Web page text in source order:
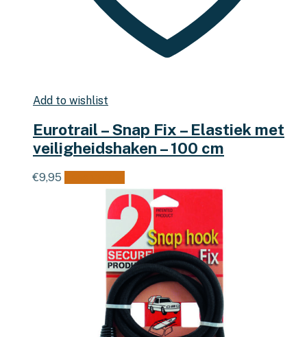
Add to wishlist
Eurotrail – Snap Fix – Elastiek met
veiligheidshaken – 100 cm
€9,95